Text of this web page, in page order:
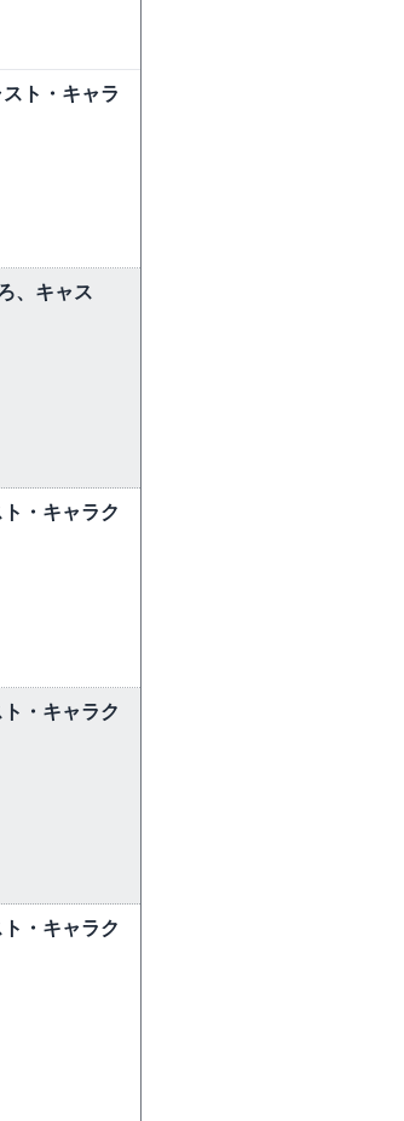
ト・キャラ
、キャス
・キャラク
・キャラク
・キャラク